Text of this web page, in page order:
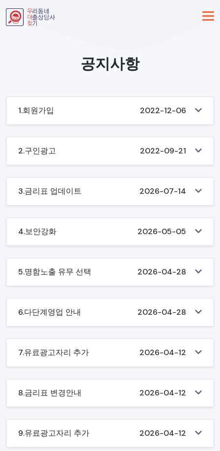
공지사항
1.회원가입 2022-12-06
2.구인광고 2022-09-21
3.금리표 업데이트 2026-07-14
4.보안강화 2026-05-05
5.명함노출 유무 선택 2026-04-28
6.다단계영업 안내 2026-04-28
7.유료광고자리 추가 2026-04-12
8.금리표 변경안내 2026-04-12
9.유료광고자리 추가 2026-04-12